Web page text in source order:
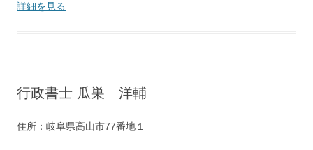
詳細を見る
行政書士 瓜巣 洋輔
住所：岐阜県高山市77番地１